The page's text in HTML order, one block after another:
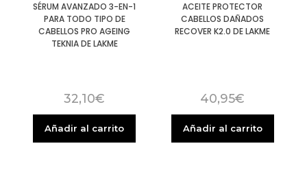
SÉRUM AVANZADO 3-EN-1
PARA TODO TIPO DE
CABELLOS PRO AGEING
TEKNIA DE LAKME
32,10€
Añadir al carrito
ACEITE PROTECTOR
CABELLOS DAÑADOS
RECOVER K2.0 DE LAKME
40,95€
Añadir al carrito